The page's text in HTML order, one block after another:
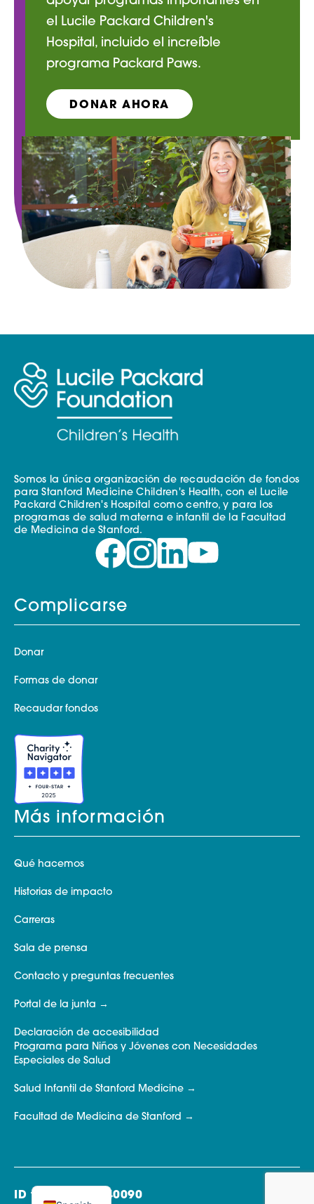
el Lucile Packard Children's
Hospital, incluido el increíble
programa Packard Paws.
DONAR AHORA
Somos la única organización de recaudación de fondos
para Stanford Medicine Children's Health, con el Lucile
Packard Children's Hospital como centro, y para los
programas de salud materna e infantil de la Facultad
de Medicina de Stanford.
Complicarse
Donar
Formas de donar
Recaudar fondos
Más información
Qué hacemos
Historias de impacto
Carreras
Sala de prensa
Contacto y preguntas frecuentes
Portal de la junta
Declaración de accesibilidad
Programa para Niños y Jóvenes con Necesidades
Especiales de Salud
Salud Infantil de Stanford Medicine
Facultad de Medicina de Stanford
ID fiscal: 77-0440090